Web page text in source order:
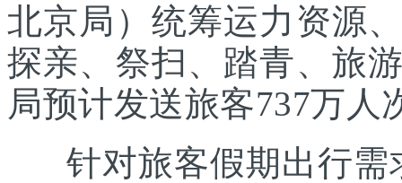
北京局）统筹运力资源
探亲、祭扫、踏青、旅
局预计发送旅客737万人
针对旅客假期出行需